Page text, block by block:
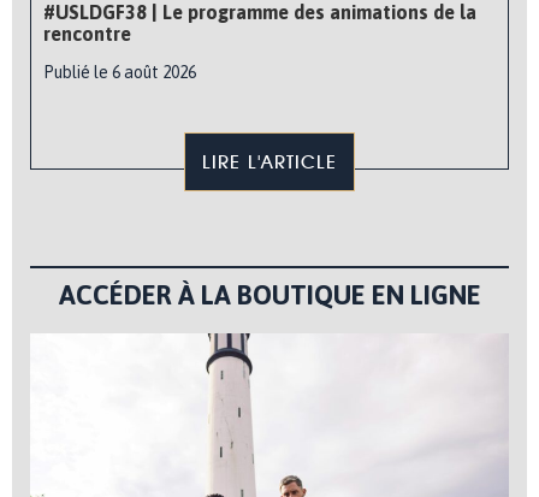
#USLDGF38 | Le programme des animations de la
rencontre
Publié le 6 août 2026
LIRE L'ARTICLE
ACCÉDER À LA BOUTIQUE EN LIGNE